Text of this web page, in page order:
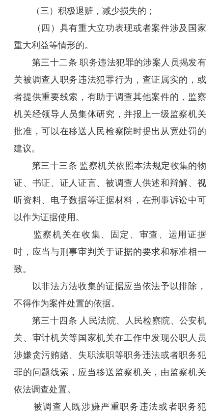
（三）积极退赃，减少损失的；
（四）具有重大立功表现或者案件涉及国家
重大利益等情形的。
第三十二条 职务违法犯罪的涉案人员揭发有
关被调查人职务违法犯罪行为，查证属实的，或
者提供重要线索，有助于调查其他案件的，监察
机关经领导人员集体研究，并报上一级监察机关
批准，可以在移送人民检察院时提出从宽处罚的
建议。
第三十三条 监察机关依照本法规定收集的物
证、书证、证人证言、被调查人供述和辩解、视
听资料、电子数据等证据材料，在刑事诉讼中可
以作为证据使用。
监察机关在收集、固定、审查、运用证据
时，应当与刑事审判关于证据的要求和标准相一
致。
以非法方法收集的证据应当依法予以排除，
不得作为案件处置的依据。
第三十四条 人民法院、人民检察院、公安机
关、审计机关等国家机关在工作中发现公职人员
涉嫌贪污贿赂、失职渎职等职务违法或者职务犯
罪的问题线索，应当移送监察机关，由监察机关
依法调查处置。
被调查人既涉嫌严重职务违法或者职务犯